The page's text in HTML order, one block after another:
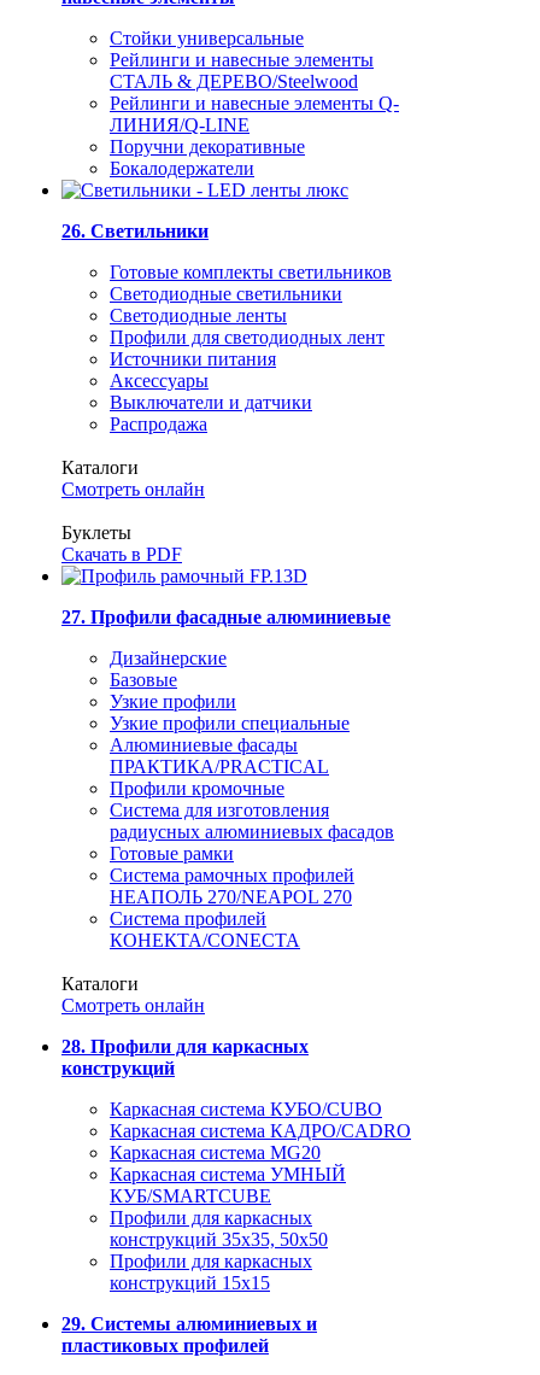
Стойки универсальные
Рейлинги и навесные элементы
СТАЛЬ & ДЕРЕВО/Steelwood
Рейлинги и навесные элементы Q-
ЛИНИЯ/Q-LINE
Поручни декоративные
Бокалодержатели
26. Светильники
Готовые комплекты светильников
Светодиодные светильники
Светодиодные ленты
Профили для светодиодных лент
Источники питания
Аксессуары
Выключатели и датчики
Распродажа
Каталоги
Смотреть онлайн
Буклеты
Скачать в PDF
27. Профили фасадные алюминиевые
Дизайнерские
Базовые
Узкие профили
Узкие профили специальные
Алюминиевые фасады
ПРАКТИКА/PRACTICAL
Профили кромочные
Система для изготовления
радиусных алюминиевых фасадов
Готовые рамки
Система рамочных профилей
НЕАПОЛЬ 270/NEAPOL 270
Система профилей
КОНЕКТА/CONECTA
Каталоги
Смотреть онлайн
28. Профили для каркасных
конструкций
Каркасная система КУБО/CUBO
Каркасная система КАДРО/CADRO
Каркасная система MG20
Каркасная система УМНЫЙ
КУБ/SMARTCUBE
Профили для каркасных
конструкций 35x35, 50x50
Профили для каркасных
конструкций 15х15
29. Системы алюминиевых и
пластиковых профилей